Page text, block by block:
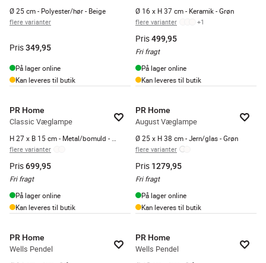
Ø 25 cm - Polyester/hør - Beige
flere varianter
Pris349,95
På lager online
Kan leveres til butik
Ø 16 x H 37 cm - Keramik - Grøn
flere varianter +1
Pris499,95
Fri fragt
På lager online
Kan leveres til butik
PR Home
Classic Væglampe
flere varianter
Pris699,95
Fri fragt
På lager online
Kan leveres til butik
PR Home
August Væglampe
Ø 25 x H 38 cm - Jern/glas - Grøn
flere varianter
Pris 1279,95
Fri fragt
På lager online
Kan leveres til butik
PR Home
Wells Pendel
PR Home
Wells Pendel